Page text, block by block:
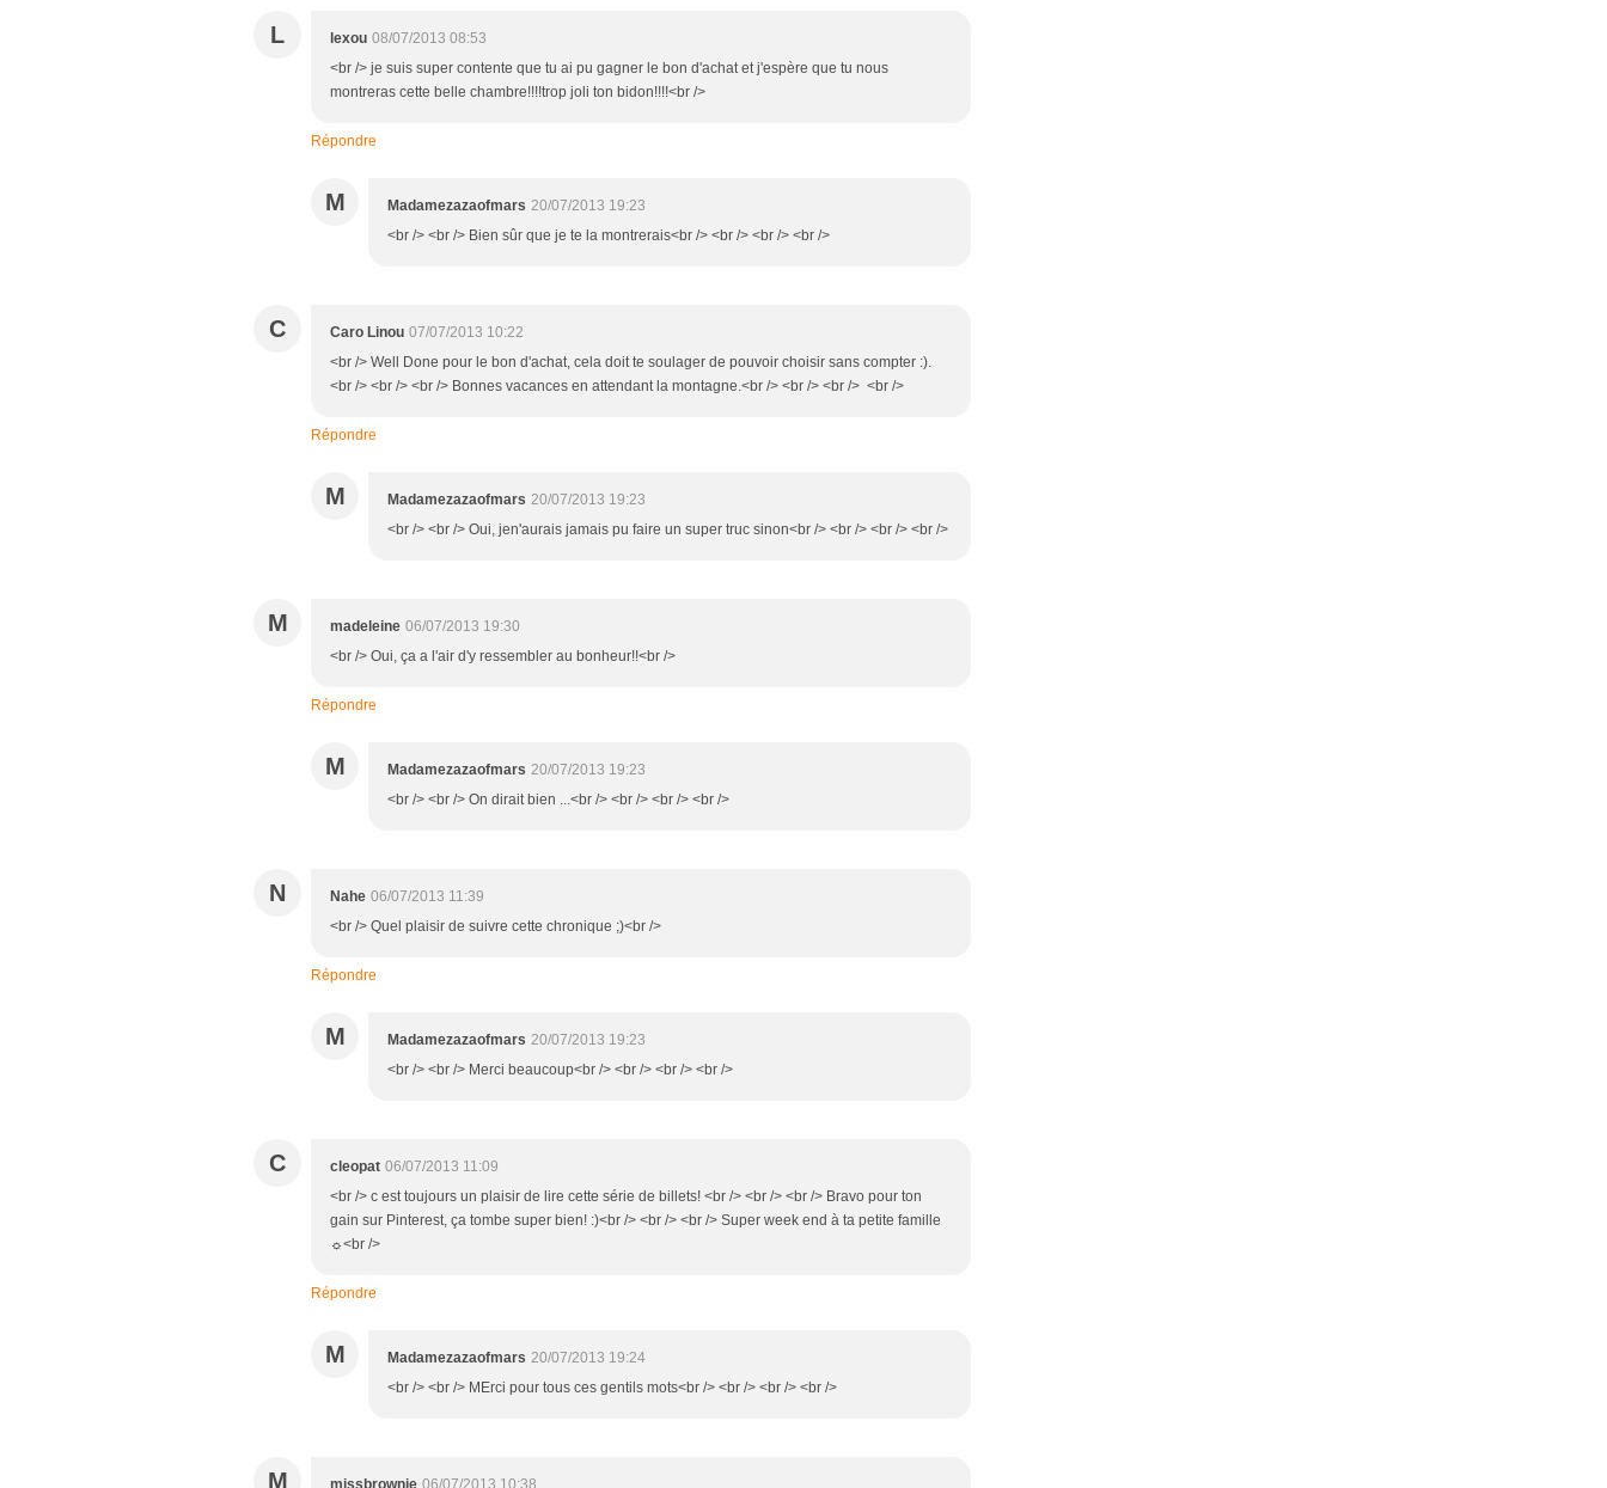
L lexou 08/07/2013 08:53
<br /> je suis super contente que tu ai pu gagner le bon d'achat et j'espère que tu nous
montreras cette belle chambre!!!!trop joli ton bidon!!!!<br />
Répondre
M Madamezazaofmars 20/07/2013 19:23
<br /> <br /> Bien sûr que je te la montrerais<br /> <br /> <br /> <br />
C Caro Linou 07/07/2013 10:22
<br /> Well Done pour le bon d'achat, cela doit te soulager de pouvoir choisir sans compter :).
<br /> <br /> <br /> Bonnes vacances en attendant la montagne.<br /> <br /> <br /> <br />
Répondre
M Madamezazaofmars 20/07/2013 19:23
<br /> <br /> Oui, jen'aurais jamais pu faire un super truc sinon<br /> <br /> <br /> <br />
M madeleine 06/07/2013 19:30
<br /> Oui, ça a l'air d'y ressembler au bonheur!!<br />
Répondre
M Madamezazaofmars 20/07/2013 19:23
<br /> <br /> On dirait bien ...<br /> <br /> <br /> <br />
N Nahe 06/07/2013 11:39
<br /> Quel plaisir de suivre cette chronique ;)<br />
Répondre
M Madamezazaofmars 20/07/2013 19:23
<br /> <br /> Merci beaucoup<br /> <br /> <br /> <br />
C cleopat 06/07/2013 11:09
<br /> c est toujours un plaisir de lire cette série de billets! <br /> <br /> <br /> Bravo pour ton
gain sur Pinterest, ça tombe super bien! :)<br /> <br /> <br /> Super week end à ta petite famille
☼<br />
Répondre
M Madamezazaofmars 20/07/2013 19:24
<br /> <br /> MErci pour tous ces gentils mots<br /> <br /> <br /> <br />
M missbrownie 06/07/2013 10:38